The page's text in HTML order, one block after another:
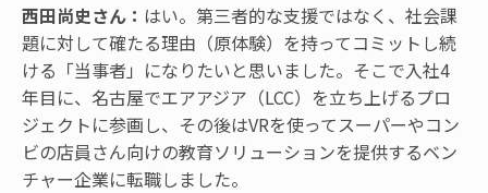
西田尚史さん： はい。第三者的な支援ではなく、社会課
題に対して確たる理由（原体験）を持ってコミットし続
ける「当事者」になりたいと思いました。そこで入社4
年目に、名古屋でエアアジア（LCC）を立ち上げるプロ
ジェクトに参画し、その後はVRを使ってスーパーやコン
ビの店員さん向けの教育ソリューションを提供するベン
チャー企業に転職しました。